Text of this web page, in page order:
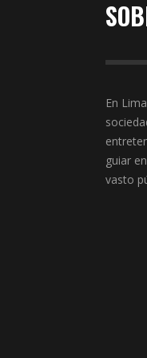
En
guiar
vasto